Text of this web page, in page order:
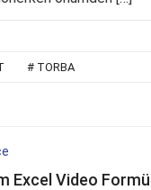
# TORBA
Excel Video